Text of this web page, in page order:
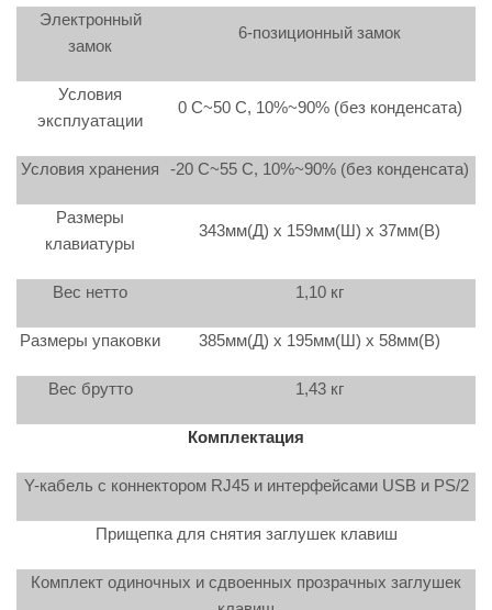
Электронный
замок
6-позиционный замок
Условия
эксплуатации
0 C~50 C, 10%~90% (без конденсата)
Условия хранения -20 C~55 C, 10%~90% (без конденсата)
Размеры
клавиатуры
343мм(Д) x 159мм(Ш) x 37мм(В)
Вес нетто 1,10 кг
Размеры упаковки 385мм(Д) x 195мм(Ш) x 58мм(В)
Вес брутто 1,43 кг
Комплектация
Y-кабель с коннектором RJ45 и интерфейсами USB и PS/2
Прищепка для снятия заглушек клавиш
Комплект одиночных и сдвоенных прозрачных заглушек